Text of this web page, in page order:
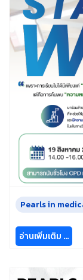
Pearls in
อ่านเพิ่มเติม …